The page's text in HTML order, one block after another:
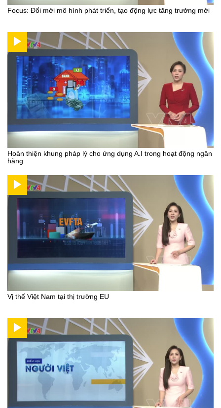
Focus: Đổi mới mô hình phát triển, tạo động lực tăng trưởng mới
Hoàn thiện khung pháp lý cho ứng dụng A.I trong hoạt động ngân
hàng
Vị thế Việt Nam tại thị trường EU